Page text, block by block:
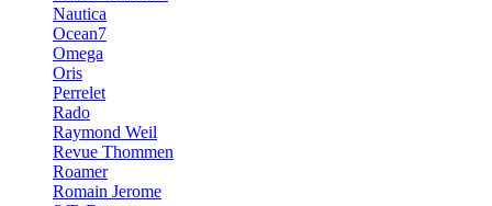
Nautica
Ocean7
Omega
Oris
Perrelet
Rado
Raymond Weil
Revue Thommen
Roamer
Romain Jerome